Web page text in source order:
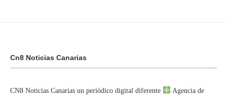
Cn8 Noticias Canarias
CN8 Noticias Canarias un periódico digital diferente
Agencia de